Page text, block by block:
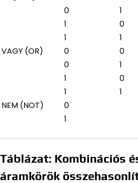
0
1
1
0
1
1
VAGY (OR)
0 0
0
1
1
0
1
1
NEM (NOT)
0
1
Táblázat: Kombinációs
áramkörök